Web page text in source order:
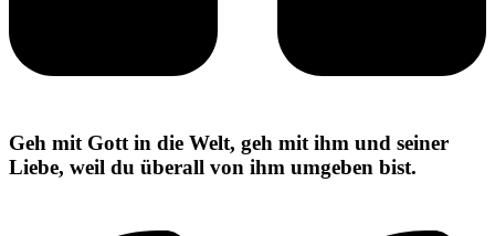
Geh mit Gott in die Welt, geh mit ihm und seiner
Liebe, weil du überall von ihm umgeben bist.